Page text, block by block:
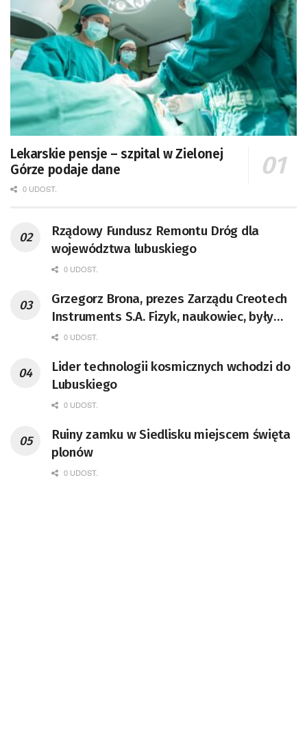
Lekarskie pensje – szpital w Zielonej
Górze podaje dane
0 UDOST.
Rządowy Fundusz Remontu Dróg dla
województwa lubuskiego
0 UDOST.
Grzegorz Brona, prezes Zarządu Creotech
Instruments S.A. Fizyk, naukowiec, były
pracownik CERN w Genewie,
doktor habilitowany nauk fizycznych,
koordynator Rady Sektorowej ds.
Kompetencji Przemysłu Lotniczo-
Badań Kosmicznych i Satelitarnych PAN.
0 UDOST.
Lider technologii kosmicznych wchodzi do
Lubuskiego
0 UDOST.
Ruiny zamku w Siedlisku miejscem święta
plonów
0 UDOST.